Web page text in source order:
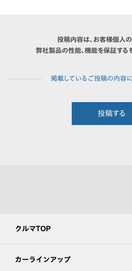
投稿内容は、お客様個人の
弊社製品の性能、機能を保証する
投稿する
クルマTOP
カーラインアップ